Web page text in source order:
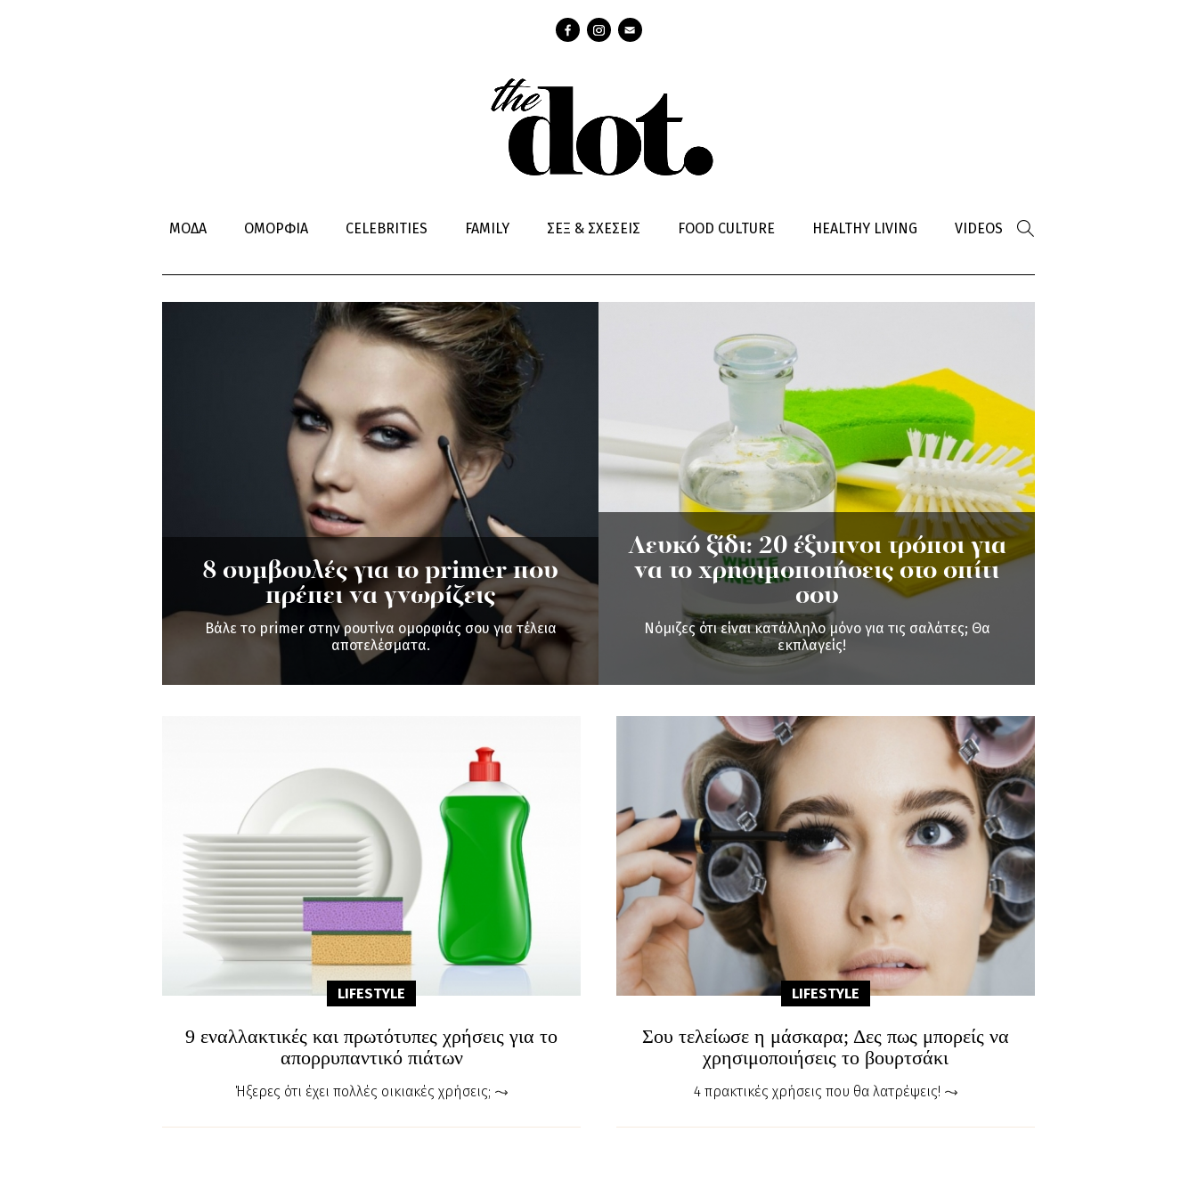
ΜΟΔΑ ΟΜΟΡΦΙΑ CELEBRITIES FAMILY ΣΕΞ & ΣΧΕΣΕΙΣ FOOD CULTURE HEALTHY LIVING VIDEOS
ΠΡΑΚΤΙΚΕΣ ΧΡΗΣΕΙΣ
8 συμβουλές για το primer που
πρέπει να γνωρίζεις
Βάλε το primer στην ρουτίνα ομορφιάς σου για τέλεια
αποτελέσματα.
Λευκό ξίδι: 20 έξυπνοι τρόποι για
να το χρησιμοποιήσεις στο σπίτι
σου
Νόμιζες ότι είναι κατάλληλο μόνο για τις σαλάτες; Θα
εκπλαγείς!
LIFESTYLE
9 εναλλακτικές και πρωτότυπες χρήσεις για το
απορρυπαντικό πιάτων
Ήξερες ότι έχει πολλές οικιακές χρήσεις;
LIFESTYLE
Σου τελείωσε η μάσκαρα; Δες πως μπορείς να
χρησιμοποιήσεις το βουρτσάκι
4 πρακτικές χρήσεις που θα λατρέψεις!